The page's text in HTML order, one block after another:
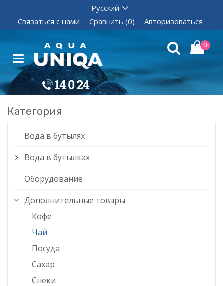
Связаться с нами Сравнить (0) Авторизоваться
0
Категория
Вода в бутылях
Вода в бутылках
Оборудование
Дополнительные товары
Кофе
Чай
Посуда
Сахар
Снеки